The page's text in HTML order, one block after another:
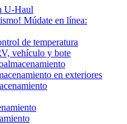
U-Haul
Múdate en línea:
de temperatura
vehículo y bote
en exteriores